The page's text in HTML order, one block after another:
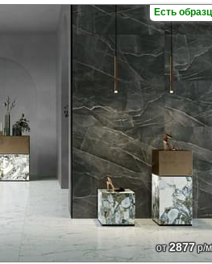
Есть
от2877р/